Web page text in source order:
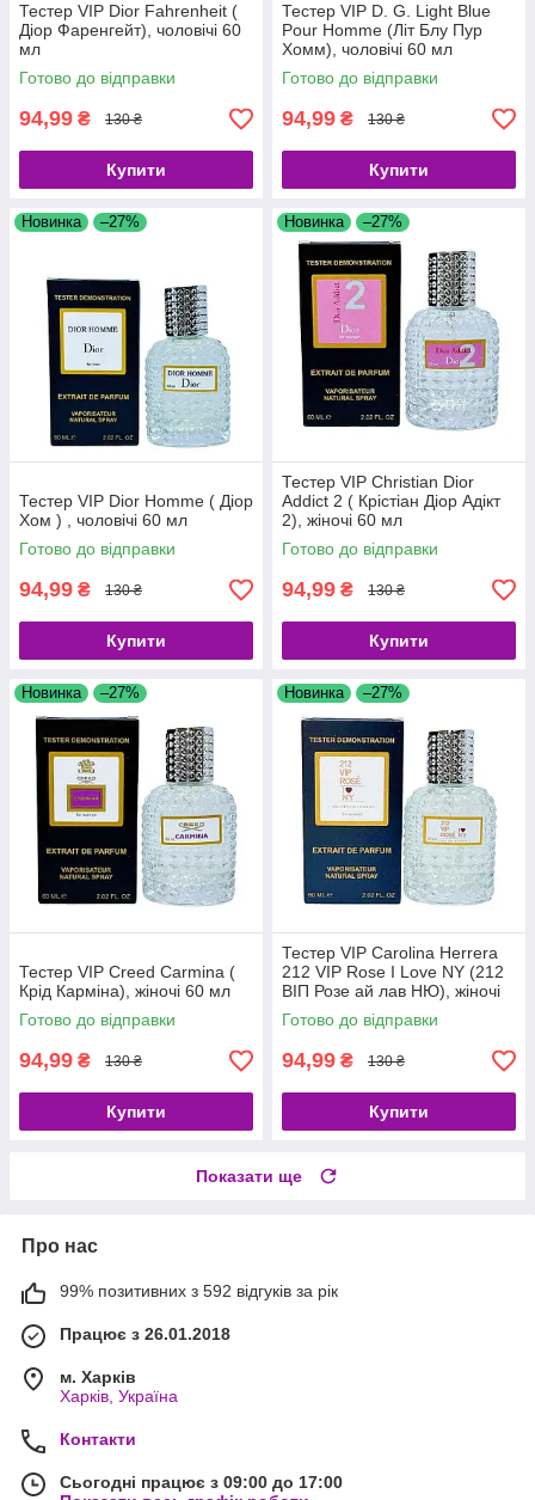
Тестер VIP Dior Fahrenheit (
Діор Фаренгейт), чоловічі 60
мл
Готово до відправки
94,99 ₴ 130 ₴
Купити
Тестер VIP D. G. Light Blue
Pour Homme (Літ Блу Пур
Хомм), чоловічі 60 мл
Готово до відправки
94,99 ₴ 130 ₴
Купити
Новинка –27%
Тестер VIP Dior Homme ( Діор
Хом ) , чоловічі 60 мл
Готово до відправки
94,99 ₴ 130 ₴
Купити
Новинка –27%
Тестер VIP Christian Dior
Addict 2 ( Крістіан Діор Адікт
2), жіночі 60 мл
Готово до відправки
94,99 ₴ 130 ₴
Купити
Новинка –27%
Тестер VIP Creed Carmina (
Крід Карміна), жіночі 60 мл
Готово до відправки
94,99 ₴ 130 ₴
Купити
Новинка –27%
Тестер VIP Carolina Herrera
212 VIP Rose I Love NY (212
ВІП Розе ай лав НЮ), жіночі
60 мл
Готово до відправки
94,99 ₴ 130 ₴
Купити
Показати ще
Про нас
99% позитивних з 592 відгуків за рік
Працює з 26.01.2018
м. Харків
Харків, Україна
Контакти
Сьогодні працює з 09:00 до 17:00